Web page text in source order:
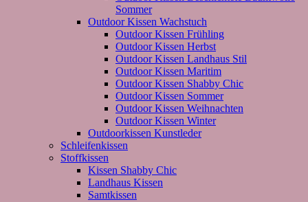
Sommer
Outdoor Kissen Wachstuch
Outdoor Kissen Frühling
Outdoor Kissen Herbst
Outdoor Kissen Landhaus Stil
Outdoor Kissen Maritim
Outdoor Kissen Shabby Chic
Outdoor Kissen Sommer
Outdoor Kissen Weihnachten
Outdoor Kissen Winter
Outdoorkissen Kunstleder
Schleifenkissen
Stoffkissen
Kissen Shabby Chic
Landhaus Kissen
Samtkissen